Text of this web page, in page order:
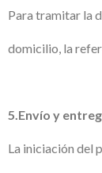
Para tramitar la
domicilio, la
5.Envío y
La iniciación del